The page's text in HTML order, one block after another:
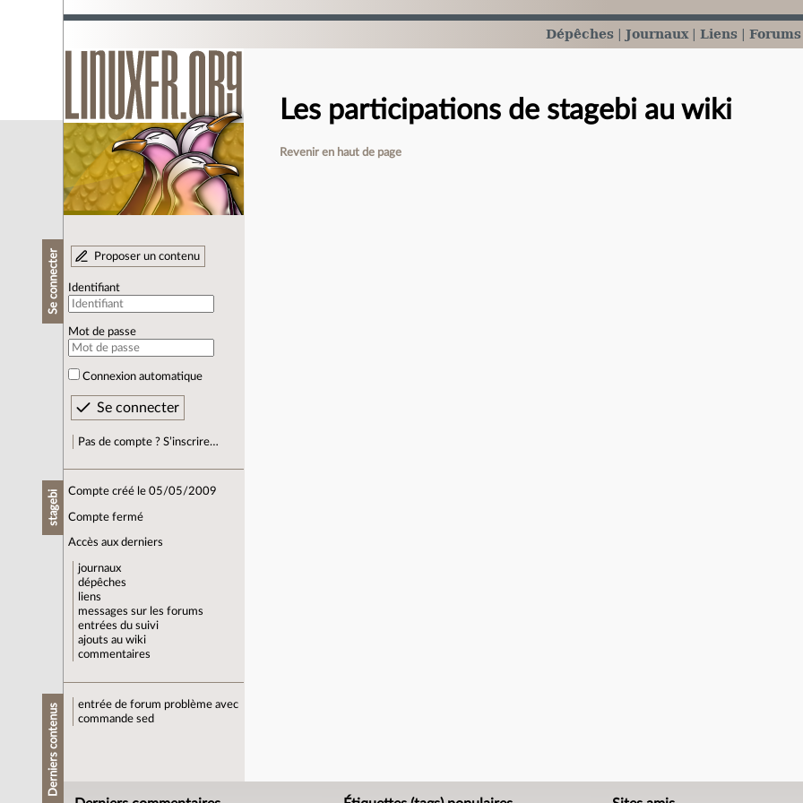
Dépêches Journaux Liens Forums
Se connecter Proposer un contenu
Identifiant
Mot de passe
Connexion automatique
Pas de compte ? S’inscrire…
stagebi Compte créé le 05/05/2009
Compte fermé
Accès aux derniers
journaux
dépêches
liens
messages sur les forums
entrées du suivi
ajouts au wiki
commentaires
Derniers contenus entrée de forum problème avec
commande sed
Les participations de stagebi au wiki
Revenir en haut de page